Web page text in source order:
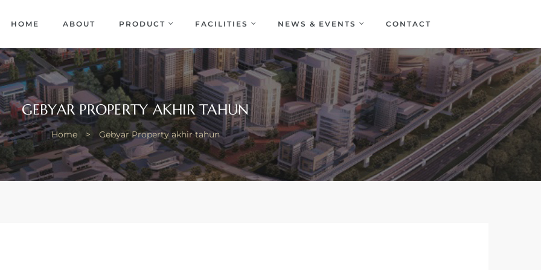
HOME ABOUT PRODUCT FACILITIES NEWS & EVENTS CONTACT
GEBYAR PROPERTY AKHIR TAHUN
Home > Gebyar Property akhir tahun